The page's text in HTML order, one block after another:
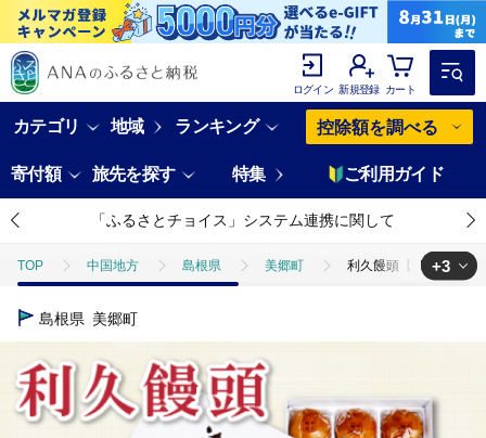
ログイン 新規登録 カート
カテゴリ 地域 ランキング 控除額を調べる
寄付額 旅先を探す 特集 ご利用ガイド
「ふるさとチョイス」システム連携に関して
TOP 中国地方 島根県 美郷町 利久饅頭【15個×3箱
TOP
TOP パン・菓子類 和菓子
+3
島根県 美郷町